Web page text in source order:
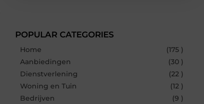
POPULAR CATEGORIES
Home
(175 )
Aanbiedingen
(30 )
Dienstverlening
(22 )
Woning en Tuin
(12 )
Bedrijven
(9 )